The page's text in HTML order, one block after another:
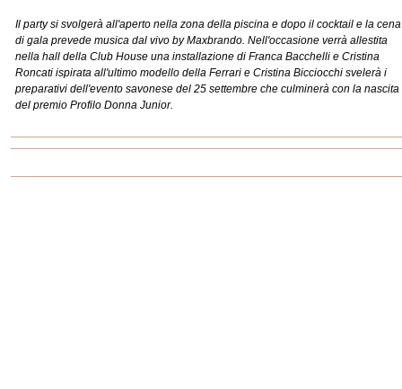
Il party si svolgerà all'aperto nella zona della piscina e dopo il cocktail e la cena
di gala prevede musica dal vivo by Maxbrando. Nell'occasione verrà allestita
nella hall della Club House una installazione di Franca Bacchelli e Cristina
Roncati ispirata all'ultimo modello della Ferrari e Cristina Bicciocchi svelerà i
preparativi dell'evento savonese del 25 settembre che culminerà con la nascita
del premio Profilo Donna Junior.